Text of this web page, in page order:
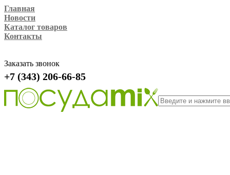
Главная
Новости
Каталог товаров
Контакты
Заказать звонок
+7 (343) 206-66-85